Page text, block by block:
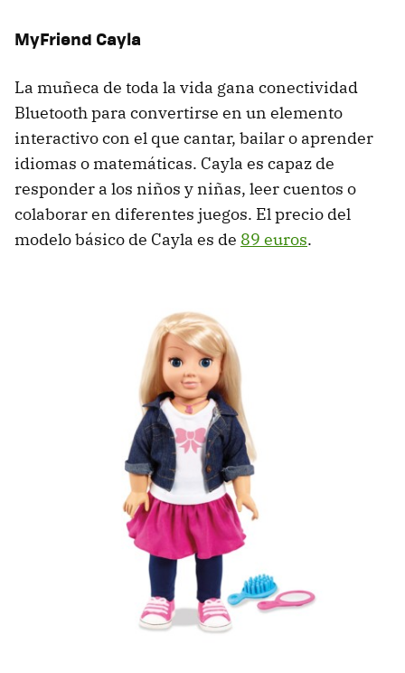
MyFriend Cayla
La muñeca de toda la vida gana conectividad
Bluetooth para convertirse en un elemento
interactivo con el que cantar, bailar o aprender
idiomas o matemáticas. Cayla es capaz de
responder a los niños y niñas, leer cuentos o
colaborar en diferentes juegos. El precio del
modelo básico de Cayla es de 89 euros.